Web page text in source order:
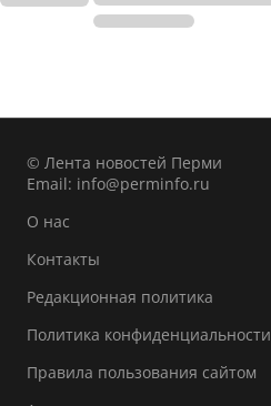
© Лента новостей Перми
Email: info@perminfo.ru
О нас
Контакты
Редакционная политика
Политика конфиденциальности
Правила пользования сайтом